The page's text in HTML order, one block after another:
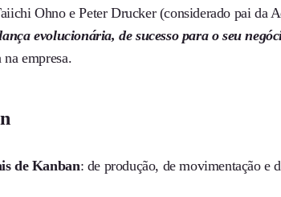
Ohno e Peter Drucker (considerado pai da
evolucionária, de sucesso para o seu
na empresa.
de Kanban: de produção, de movimentação e